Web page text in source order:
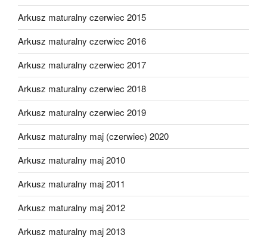
Arkusz maturalny czerwiec 2015
Arkusz maturalny czerwiec 2016
Arkusz maturalny czerwiec 2017
Arkusz maturalny czerwiec 2018
Arkusz maturalny czerwiec 2019
Arkusz maturalny maj (czerwiec) 2020
Arkusz maturalny maj 2010
Arkusz maturalny maj 2011
Arkusz maturalny maj 2012
Arkusz maturalny maj 2013